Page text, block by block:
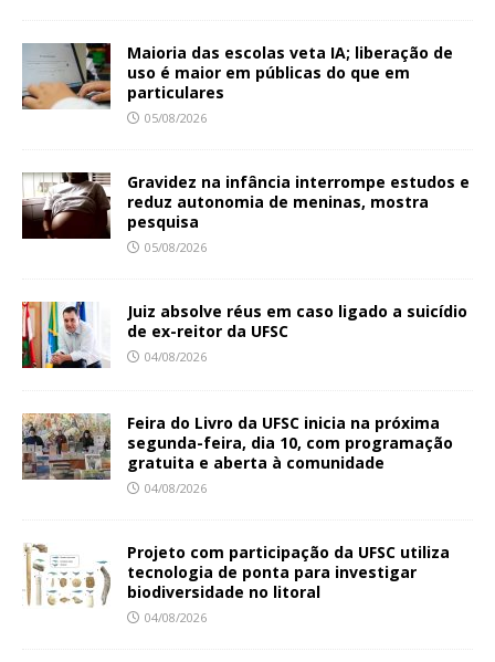
Maioria das escolas veta IA; liberação de
uso é maior em públicas do que em
particulares
05/08/2026
Gravidez na infância interrompe estudos e
reduz autonomia de meninas, mostra
pesquisa
05/08/2026
Juiz absolve réus em caso ligado a suicídio
de ex-reitor da UFSC
04/08/2026
Feira do Livro da UFSC inicia na próxima
segunda-feira, dia 10, com programação
gratuita e aberta à comunidade
04/08/2026
Projeto com participação da UFSC utiliza
tecnologia de ponta para investigar
biodiversidade no litoral
04/08/2026